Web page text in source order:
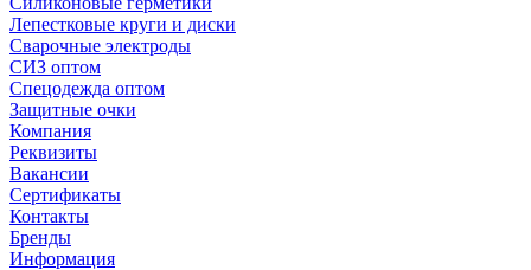
Лепестковые круги и диски
Сварочные электроды
СИЗ оптом
Спецодежда оптом
Защитные очки
Компания
Реквизиты
Вакансии
Сертификаты
Контакты
Бренды
Информация